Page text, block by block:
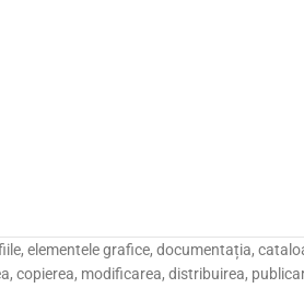
elementele grafice, documentația,
copierea, modificarea, distribuirea,